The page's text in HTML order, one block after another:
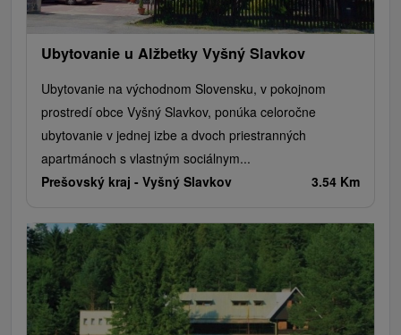
Ubytovanie u Alžbetky Vyšný Slavkov
Ubytovanie na východnom Slovensku, v pokojnom
prostredí obce Vyšný Slavkov, ponúka celoročne
ubytovanie v jednej izbe a dvoch priestranných
apartmánoch s vlastným sociálnym...
Prešovský kraj - Vyšný Slavkov 3.54 Km